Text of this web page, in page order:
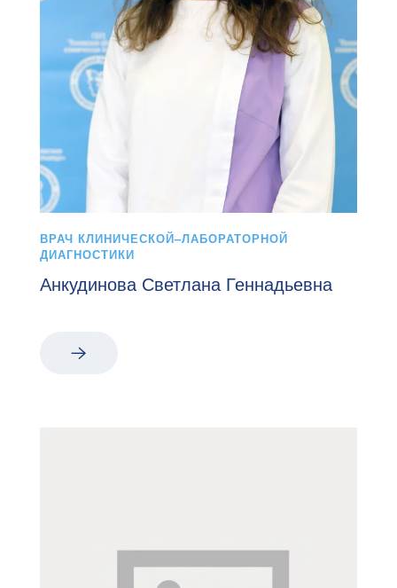
ВРАЧ КЛИНИЧЕСКОЙ–ЛАБОРАТОРНОЙ
ДИАГНОСТИКИ
Анкудинова Светлана Геннадьевна